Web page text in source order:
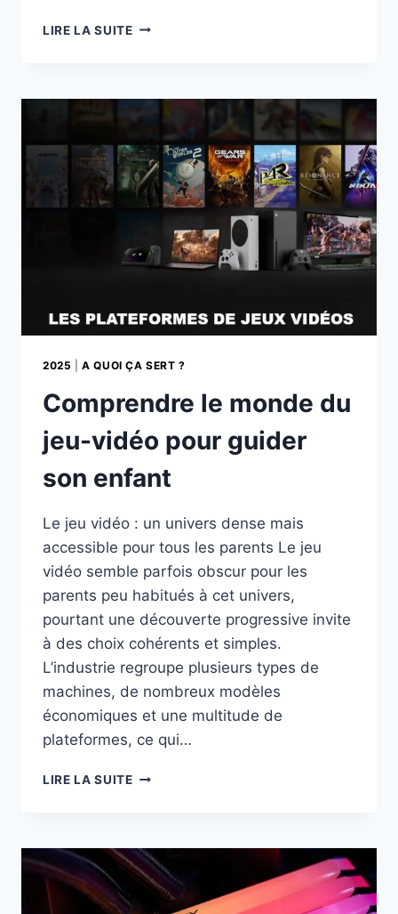
LIRE LA SUITEPOURQUOI
CHANGE
APRÈS
PRISE
?
2025 |A QUOI ÇA SERT ?
Comprendre le monde du
jeu-vidéo pour guider
son enfant
Le jeu vidéo : un univers dense mais
accessible pour tous les parents Le jeu
vidéo semble parfois obscur pour les
parents peu habitués à cet univers,
pourtant une découverte progressive invite
à des choix cohérents et simples.
L’industrie regroupe plusieurs types de
machines, de nombreux modèles
économiques et une multitude de
plateformes, ce qui…
LIRE LA SUITECOMPRENDRE
JEU-
VIDÉO
POUR
GUIDER